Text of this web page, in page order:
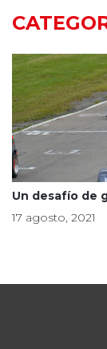
Un desafío de
17 agosto, 2021